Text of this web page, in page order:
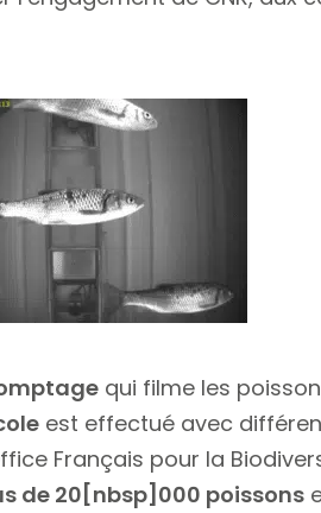
qui filme les
est effectué avec
Français pour la
de 20[nbsp]000 poissons